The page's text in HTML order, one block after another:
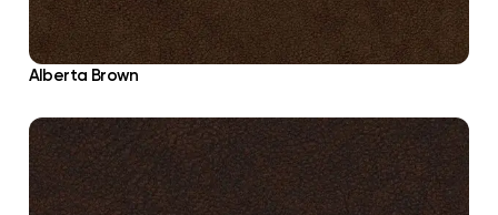
Alberta Brown